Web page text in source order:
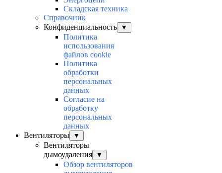
Складская техника
Справочник
Конфиденциальность
▼
Политика
использования
файлов cookie
Политика
обработки
персональных
данных
Согласие на
обработку
персональных
данных
Вентиляторы
▼
Вентиляторы
дымоудаления
▼
Обзор вентиляторов